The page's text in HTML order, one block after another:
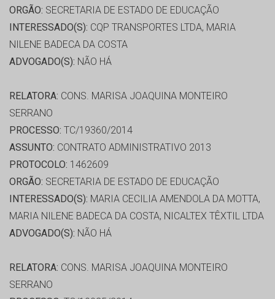
ORGÃO: SECRETARIA DE ESTADO DE EDUCAÇÃO
INTERESSADO(S): CQP TRANSPORTES LTDA, MARIA
NILENE BADECA DA COSTA
ADVOGADO(S): NÃO HÁ
RELATORA: CONS. MARISA JOAQUINA MONTEIRO
SERRANO
PROCESSO: TC/19360/2014
ASSUNTO: CONTRATO ADMINISTRATIVO 2013
PROTOCOLO: 1462609
ORGÃO: SECRETARIA DE ESTADO DE EDUCAÇÃO
INTERESSADO(S): MARIA CECILIA AMENDOLA DA MOTTA,
MARIA NILENE BADECA DA COSTA, NICALTEX TÊXTIL LTDA
ADVOGADO(S): NÃO HÁ
RELATORA: CONS. MARISA JOAQUINA MONTEIRO
SERRANO